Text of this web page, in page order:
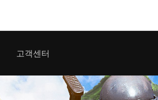
내정보
보안센터
고객센터